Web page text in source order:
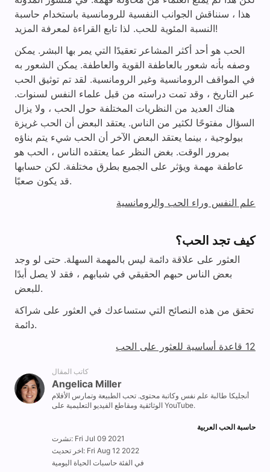
هذا ، سنناقش الجوانب النفسية للرومانسية باستخدام حاسبة
النسبة المئوية للحب. لذا تابع القراءة لمعرفة المزيد!
الحب هو أحد أكثر المشاعر تعقيدًا التي يمر بها البشر. يمكن
وصفه بأنه شعور بالعاطفة القوية والعاطفة. يمكن الشعور به
في المواقف الرومانسية وغير الرومانسية. لقد تم توثيق الحب
عبر التاريخ ، وقد تمت دراسته من قبل علماء النفس لسنوات.
هناك العديد من النظريات المختلفة حول الحب ، ولا يزال
السؤال مفتوحًا لكثير من الناس. يعتقد البعض أن الحب غريزة
بيولوجية ، بينما يعتقد البعض الآخر أن الحب شيء يتم بناؤه
بمرور الوقت. بغض النظر عما يعتقده الناس ، الحب هو
عاطفة مهمة ويؤثر على الجميع بطرق مختلفة. لكن حسابها
قد يكون صعبًا.
علم النفس وراء الحب والرومانسية
كيف تجد الحب؟
العثور على علاقة دائمة ليس بالمهمة السهلة. حتى لو وجد
بعض الناس حبهم الحقيقي في شبابهم ، فقد لا يصل أبدًا
للبعض.
تحقق من هذه النصائح التي ستساعدك في العثور على شراكة
دائمة.
12 قاعدة أساسية للعثور على الحب
كاتب المقال
Angelica Miller
أنجليكا طالبة علم نفس وكاتبة محتوى. تحب الطبيعة وتمارس الأفلام
الوثائقية ومقاطع الفيديو التعليمية على YouTube.
حاسبة الحب العربية
نشرت: Fri Jul 09 2021
اخر تحديث: Fri Aug 12 2022
في الفئة حاسبات الحياة اليومية